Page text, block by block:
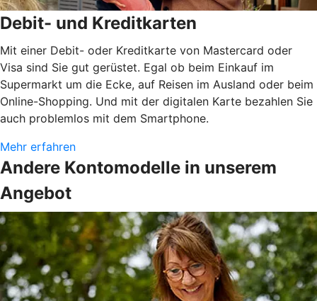
Debit- und Kreditkarten
Mit einer Debit- oder Kreditkarte von Mastercard oder
Visa sind Sie gut gerüstet. Egal ob beim Einkauf im
Supermarkt um die Ecke, auf Reisen im Ausland oder beim
Online-Shopping. Und mit der digitalen Karte bezahlen Sie
auch problemlos mit dem Smartphone.
Mehr erfahren
Andere Kontomodelle in unserem
Angebot